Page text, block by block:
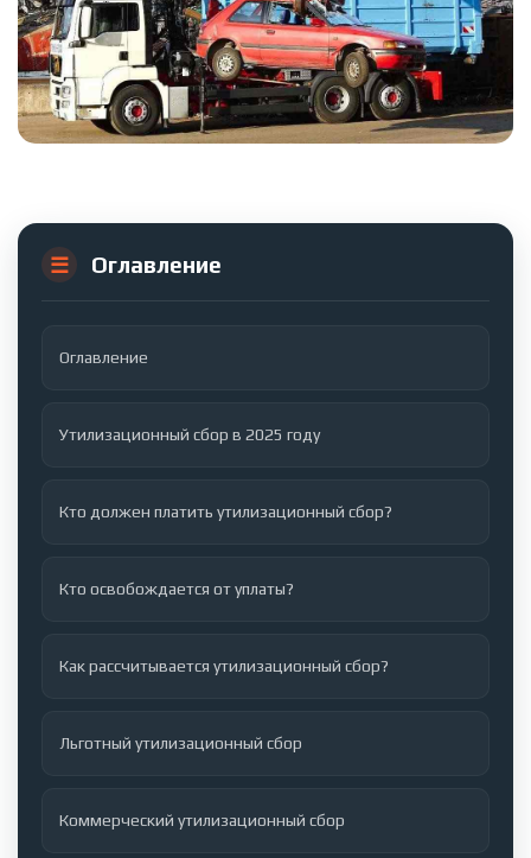
Оглавление
Оглавление
Утилизационный сбор в 2025 году
Кто должен платить утилизационный сбор?
Кто освобождается от уплаты?
Как рассчитывается утилизационный сбор?
Льготный утилизационный сбор
Коммерческий утилизационный сбор